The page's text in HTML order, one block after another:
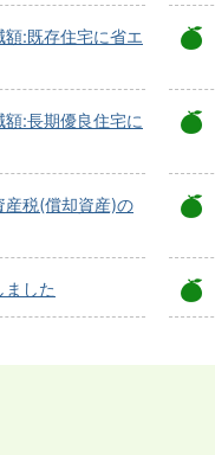
:既存住宅に省エ
:長期優良住宅に
産税(償却資産)の
ました